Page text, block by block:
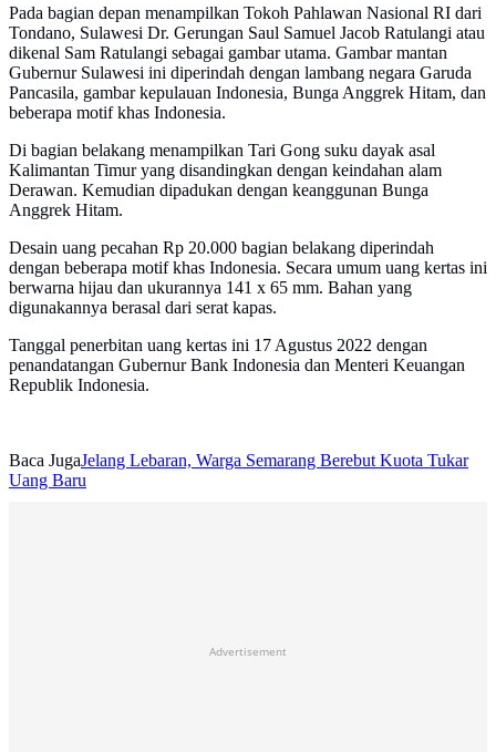
Pada bagian depan menampilkan Tokoh Pahlawan Nasional RI dari
Tondano, Sulawesi Dr. Gerungan Saul Samuel Jacob Ratulangi atau
dikenal Sam Ratulangi sebagai gambar utama. Gambar mantan
Gubernur Sulawesi ini diperindah dengan lambang negara Garuda
Pancasila, gambar kepulauan Indonesia, Bunga Anggrek Hitam, dan
beberapa motif khas Indonesia.
Di bagian belakang menampilkan Tari Gong suku dayak asal
Kalimantan Timur yang disandingkan dengan keindahan alam
Derawan. Kemudian dipadukan dengan keanggunan Bunga
Anggrek Hitam.
Desain uang pecahan Rp 20.000 bagian belakang diperindah
dengan beberapa motif khas Indonesia. Secara umum uang kertas ini
berwarna hijau dan ukurannya 141 x 65 mm. Bahan yang
digunakannya berasal dari serat kapas.
Tanggal penerbitan uang kertas ini 17 Agustus 2022 dengan
penandatangan Gubernur Bank Indonesia dan Menteri Keuangan
Republik Indonesia.
Baca JugaJelang Lebaran, Warga Semarang Berebut Kuota Tukar
Uang Baru
Advertisement